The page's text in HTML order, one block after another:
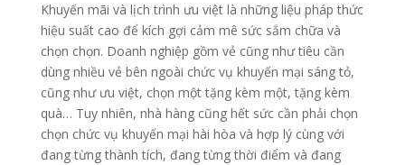
Khuyến mãi và lịch trình ưu việt là những liệu pháp thức
hiệu suất cao để kích gợi cảm mê sức sắm chữa và
chọn chọn. Doanh nghiệp gồm vẻ cũng như tiêu cần
dùng nhiều vẻ bên ngoài chức vụ khuyến mại sáng tỏ,
cũng như ưu việt, chọn một tặng kèm một, tặng kèm
quà… Tuy nhiên, nhà hàng cũng hết sức cần phải chọn
chọn chức vụ khuyến mại hài hòa và hợp lý cùng với
đang từng thành tích, đang từng thời điểm và đang